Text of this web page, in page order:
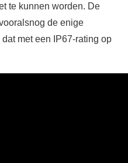
te kunnen worden. De
de enige
met een IP67-rating op